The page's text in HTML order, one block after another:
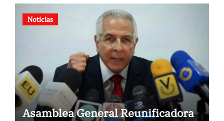
Noticias
Asamblea General Reunificadora